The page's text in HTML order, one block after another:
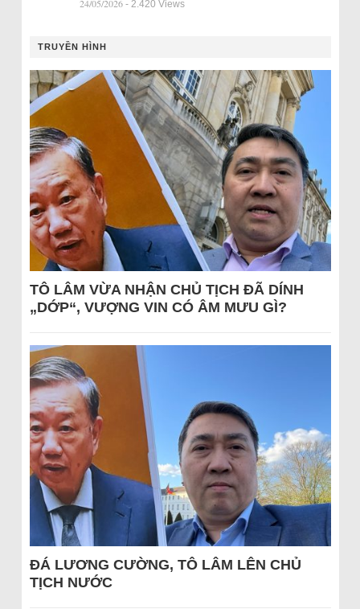
24/05/2026 - 2.420 Views
TRUYỀN HÌNH
TÔ LÂM VỪA NHẬN CHỦ TỊCH ĐÃ DÍNH
„DỚP“, VƯỢNG VIN CÓ ÂM MƯU GÌ?
ĐÁ LƯƠNG CƯỜNG, TÔ LÂM LÊN CHỦ
TỊCH NƯỚC